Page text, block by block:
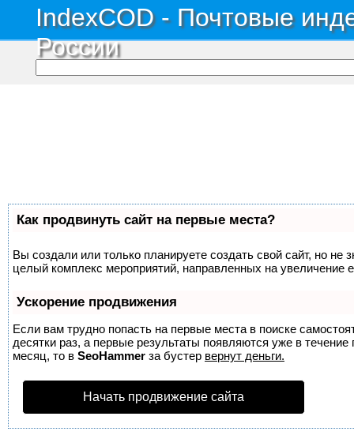
IndexCOD - Почтовые
России
Как продвинуть сайт на первые места?
Вы создали или только планируете создать свой сайт, но не
целый комплекс мероприятий, направленных на увеличение
Ускорение продвижения
Если вам трудно попасть на первые места в поиске
десятки раз, а первые результаты появляются уже в
месяц, то в SeoHammer за бустер вернут деньги.
Начать продвижение сайта